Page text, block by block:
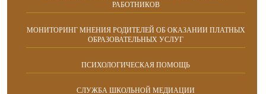
РАБОТНИКОВ
МОНИТОРИНГ МНЕНИЯ РОДИТЕЛЕЙ ОБ ОКАЗАНИИ ПЛАТНЫХ
ОБРАЗОВАТЕЛЬНЫХ УСЛУГ
ПСИХОЛОГИЧЕСКАЯ ПОМОЩЬ
СЛУЖБА ШКОЛЬНОЙ МЕДИАЦИИ